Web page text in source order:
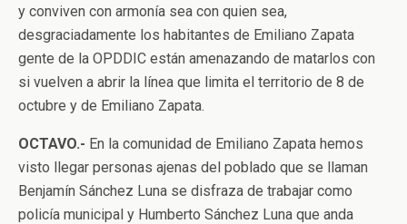
y conviven con armonía sea con quien sea,
desgraciadamente los habitantes de Emiliano Zapata
gente de la OPDDIC están amenazando de matarlos con
si vuelven a abrir la línea que limita el territorio de 8 de
octubre y de Emiliano Zapata.
OCTAVO.- En la comunidad de Emiliano Zapata hemos
visto llegar personas ajenas del poblado que se llaman
Benjamín Sánchez Luna se disfraza de trabajar como
policía municipal y Humberto Sánchez Luna que anda